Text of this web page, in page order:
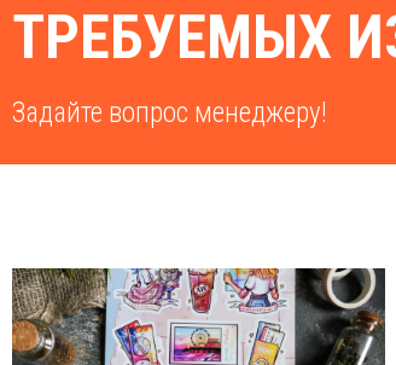
ТРЕБУЕМЫХ
Задайте вопрос менеджеру!